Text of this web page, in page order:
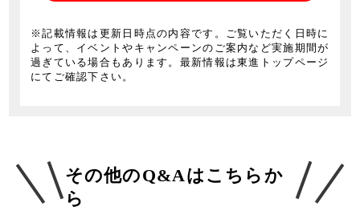
※記載情報は更新日時点の内容です。ご覧いただく日時に
よって、イベントやキャンペーンのご案内など実施期間が
過ぎている場合もあります。最新情報は東進トップページ
にてご確認下さい。
その他のQ&Aはこちらか
ら